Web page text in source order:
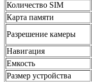
Количество SIM
Карта памяти
Разрешение камеры
Навигация
Емкость
Размер устройства